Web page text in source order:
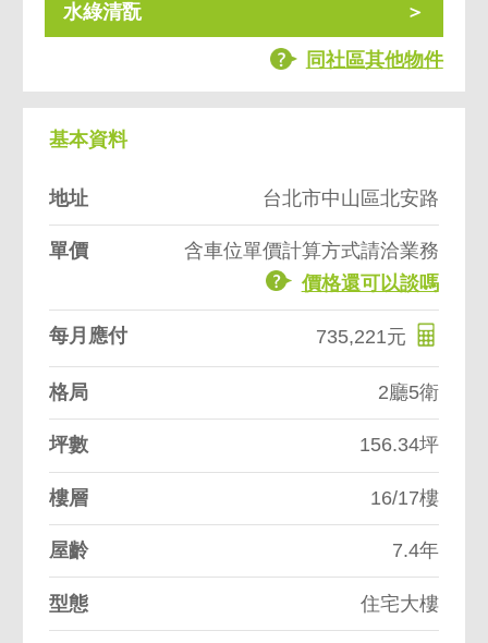
水綠清翫
同社區其他物件
基本資料
地址 台北市中山區北安路
單價
含車位單價計算方式請洽業務
價格還可以談嗎
每月應付 735,221元
格局 2廳5衛
坪數 156.34坪
樓層 16/17樓
屋齡 7.4年
型態 住宅大樓